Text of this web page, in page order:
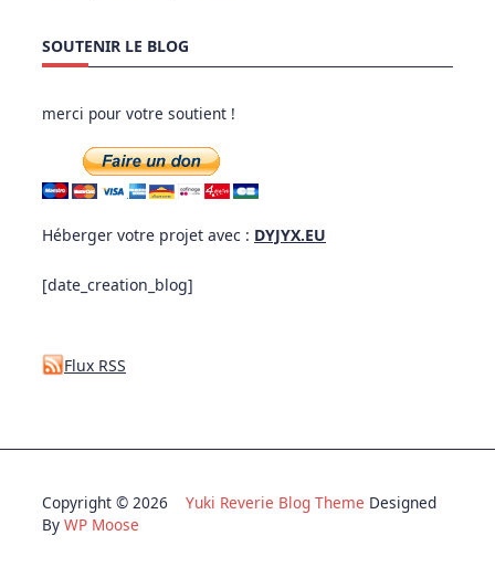
SOUTENIR LE BLOG
merci pour votre soutient !
Héberger votre projet avec : DYJYX.EU
[date_creation_blog]
Flux RSS
Copyright © 2026 Yuki Reverie Blog Theme Designed
By WP Moose